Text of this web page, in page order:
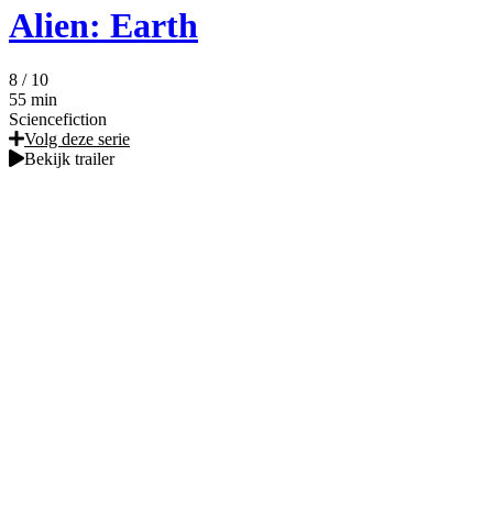
Alien: Earth
8 / 10
55 min
Sciencefiction
Volg deze serie
Bekijk trailer